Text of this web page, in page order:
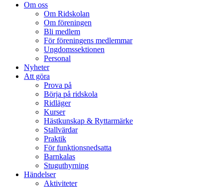
Om oss
Om Ridskolan
Om föreningen
Bli medlem
För föreningens medlemmar
Ungdomssektionen
Personal
Nyheter
Att göra
Prova på
Börja på ridskola
Ridläger
Kurser
Hästkunskap & Ryttarmärke
Stallvärdar
Praktik
För funktionsnedsatta
Barnkalas
Stuguthyrning
Händelser
Aktiviteter